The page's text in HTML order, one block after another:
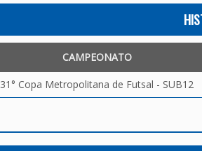
CAMPEONATO
31° Copa Metropolitana de Futsal - SUB12